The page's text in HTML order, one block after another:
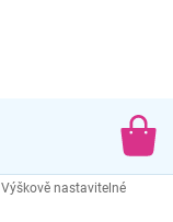
Výškově nastavitelné